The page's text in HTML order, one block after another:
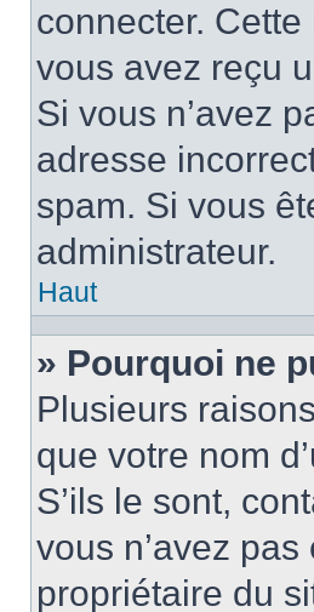
connecter.
vous avez reçu
Si vous n’avez
adresse
spam. Si vous
administrateur.
Haut
» Pourquoi ne
Plusieurs
que votre nom
S’ils le sont,
vous n’avez
propriétaire du